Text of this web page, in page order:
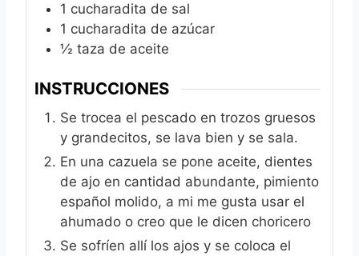
1 cucharadita de sal
1 cucharadita de azúcar
½ taza de aceite
INSTRUCCIONES
Se trocea el pescado en trozos gruesos
y grandecitos, se lava bien y se sala.
En una cazuela se pone aceite, dientes
de ajo en cantidad abundante, pimiento
español molido, a mi me gusta usar el
ahumado o creo que le dicen choricero
Se sofríen allí los ajos y se coloca el